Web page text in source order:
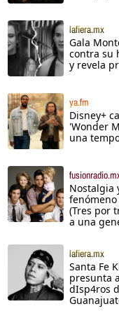
lafiera.mx
Gala
contra su
y revela
ya.fm
Disney+
'Wonder
una
Nostalgia
(Tres por
a una
lafiera.mx
Santa Fe
presunta
dIsp4ros